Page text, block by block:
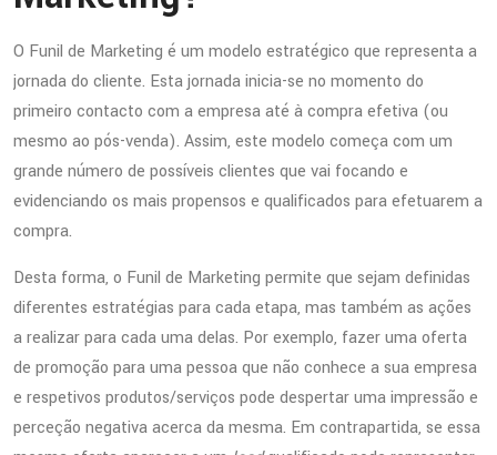
O Funil de Marketing é um modelo estratégico que representa a
jornada do cliente. Esta jornada inicia-se no momento do
primeiro contacto com a empresa até à compra efetiva (ou
mesmo ao pós-venda). Assim, este modelo começa com um
grande número de possíveis clientes que vai focando e
evidenciando os mais propensos e qualificados para efetuarem a
compra.
Desta forma, o Funil de Marketing permite que sejam definidas
diferentes estratégias para cada etapa, mas também as ações
a realizar para cada uma delas. Por exemplo, fazer uma oferta
de promoção para uma pessoa que não conhece a sua empresa
e respetivos produtos/serviços pode despertar uma impressão e
perceção negativa acerca da mesma. Em contrapartida, se essa